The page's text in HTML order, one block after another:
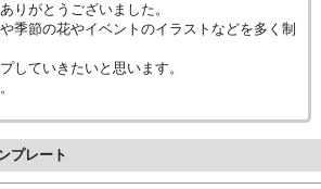
りがとうございました。
季節の花やイベントのイラストなどを多く制
していきたいと思います。
プレート